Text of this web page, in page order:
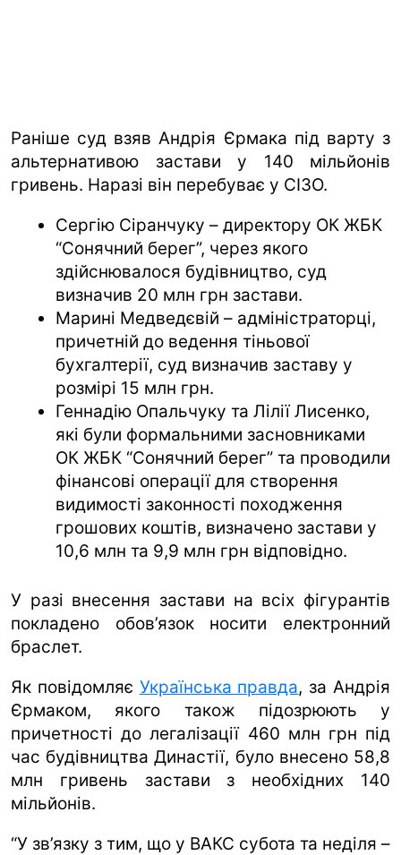
Раніше суд взяв Андрія Єрмака під варту з
альтернативою застави у 140 мільйонів
гривень. Наразі він перебуває у СІЗО.
Сергію Сіранчуку – директору ОК ЖБК
“Сонячний берег”, через якого
здійснювалося будівництво, суд
визначив 20 млн грн застави.
Марині Медведєвій – адміністраторці,
причетній до ведення тіньової
бухгалтерії, суд визначив заставу у
розмірі 15 млн грн.
Геннадію Опальчуку та Лілії Лисенко,
які були формальними засновниками
ОК ЖБК “Сонячний берег” та проводили
фінансові операції для створення
видимості законності походження
грошових коштів, визначено застави у
10,6 млн та 9,9 млн грн відповідно.
У разі внесення застави на всіх фігурантів
покладено обов’язок носити електронний
браслет.
Як повідомляє Українська правда, за Андрія
Єрмаком, якого також підозрюють у
причетності до легалізації 460 млн грн під
час будівництва Династії, було внесено 58,8
млн гривень застави з необхідних 140
мільйонів.
“У зв’язку з тим, що у ВАКС субота та неділя –